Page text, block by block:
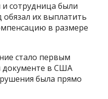
сотрудница были
их выплатить
в размере
стало первым
документе в США
была прямо